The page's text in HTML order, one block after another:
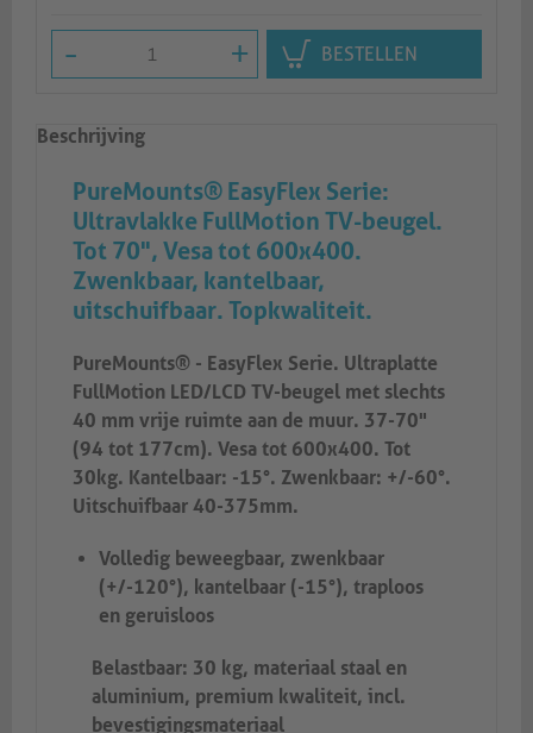
- + BESTELLEN
Beschrijving
PureMounts® EasyFlex Serie:
Ultravlakke FullMotion TV-beugel.
Tot 70", Vesa tot 600x400.
Zwenkbaar, kantelbaar,
uitschuifbaar. Topkwaliteit.
PureMounts® - EasyFlex Serie. Ultraplatte
FullMotion LED/LCD TV-beugel met slechts
40 mm vrije ruimte aan de muur. 37-70"
(94 tot 177cm). Vesa tot 600x400. Tot
30kg. Kantelbaar: -15°. Zwenkbaar: +/-60°.
Uitschuifbaar 40-375mm.
Volledig beweegbaar, zwenkbaar
(+/-120°), kantelbaar (-15°), traploos
en geruisloos
Belastbaar: 30 kg, materiaal staal en
aluminium, premium kwaliteit, incl.
bevestigingsmateriaal